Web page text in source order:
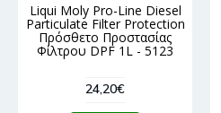
Liqui Moly Pro-Line Diesel
Particulate Filter Protection
Πρόσθετο Προστασίας
Φίλτρου DPF 1L - 5123
24,20€